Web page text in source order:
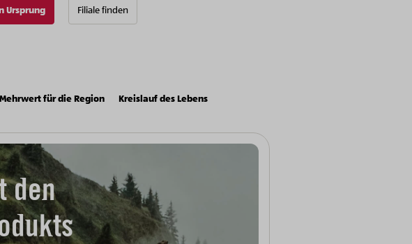
Ursprung Filiale finden
Mehrwert für die Region Kreislauf des Lebens
den